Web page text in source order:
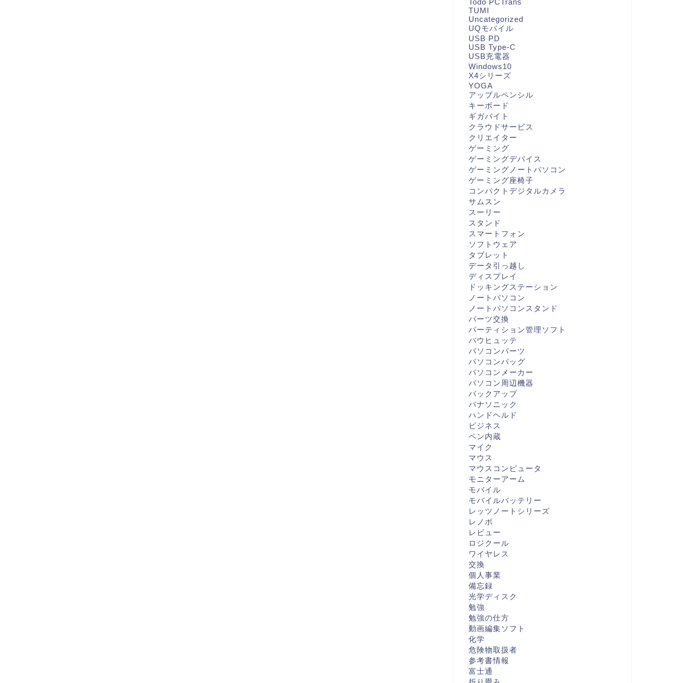
Todo PCTrans
TUMI
Uncategorized
UQモバイル
USB PD
USB Type-C
USB充電器
Windows10
X4シリーズ
YOGA
アップルペンシル
キーボード
ギガバイト
クラウドサービス
クリエイター
ゲーミング
ゲーミングデバイス
ゲーミングノートパソコン
ゲーミング座椅子
コンパクトデジタルカメラ
サムスン
スーリー
スタンド
スマートフォン
ソフトウェア
タブレット
データ引っ越し
ディスプレイ
ドッキングステーション
ノートパソコン
ノートパソコンスタンド
パーツ交換
パーティション管理ソフト
バウヒュッテ
パソコンパーツ
パソコンバッグ
パソコンメーカー
パソコン周辺機器
バックアップ
パナソニック
ハンドヘルド
ビジネス
ペン内蔵
マイク
マウス
マウスコンピュータ
モニターアーム
モバイル
モバイルバッテリー
レッツノートシリーズ
レノボ
レビュー
ロジクール
ワイヤレス
交換
個人事業
備忘録
光学ディスク
勉強
勉強の仕方
動画編集ソフト
化学
危険物取扱者
参考書情報
富士通